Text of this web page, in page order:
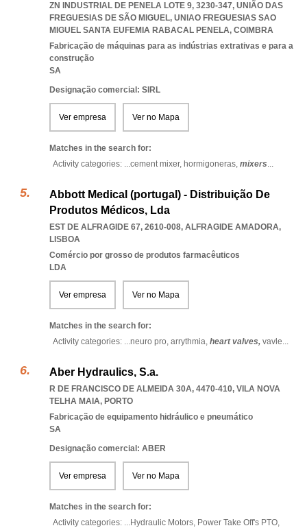
ZN INDUSTRIAL DE PENELA LOTE 9, 3230-347, UNIÃO DAS
FREGUESIAS DE SÃO MIGUEL, UNIAO FREGUESIAS SAO
MIGUEL SANTA EUFEMIA RABACAL PENELA, COIMBRA
Fabricação de máquinas para as indústrias extrativas e para a
construção
SA
Designação comercial: SIRL
Ver empresa Ver no Mapa
Matches in the search for:
Activity categories: ...cement mixer, hormigoneras, mixers...
Abbott Medical (portugal) - Distribuição De
Produtos Médicos, Lda
EST DE ALFRAGIDE 67, 2610-008, ALFRAGIDE AMADORA,
LISBOA
Comércio por grosso de produtos farmacêuticos
LDA
Ver empresa Ver no Mapa
Matches in the search for:
Activity categories: ...neuro pro, arrythmia, heart valves, vavle...
Aber Hydraulics, S.a.
R DE FRANCISCO DE ALMEIDA 30A, 4470-410, VILA NOVA
TELHA MAIA, PORTO
Fabricação de equipamento hidráulico e pneumático
SA
Designação comercial: ABER
Ver empresa Ver no Mapa
Matches in the search for:
Activity categories: ...Hydraulic Motors, Power Take Off's PTO,